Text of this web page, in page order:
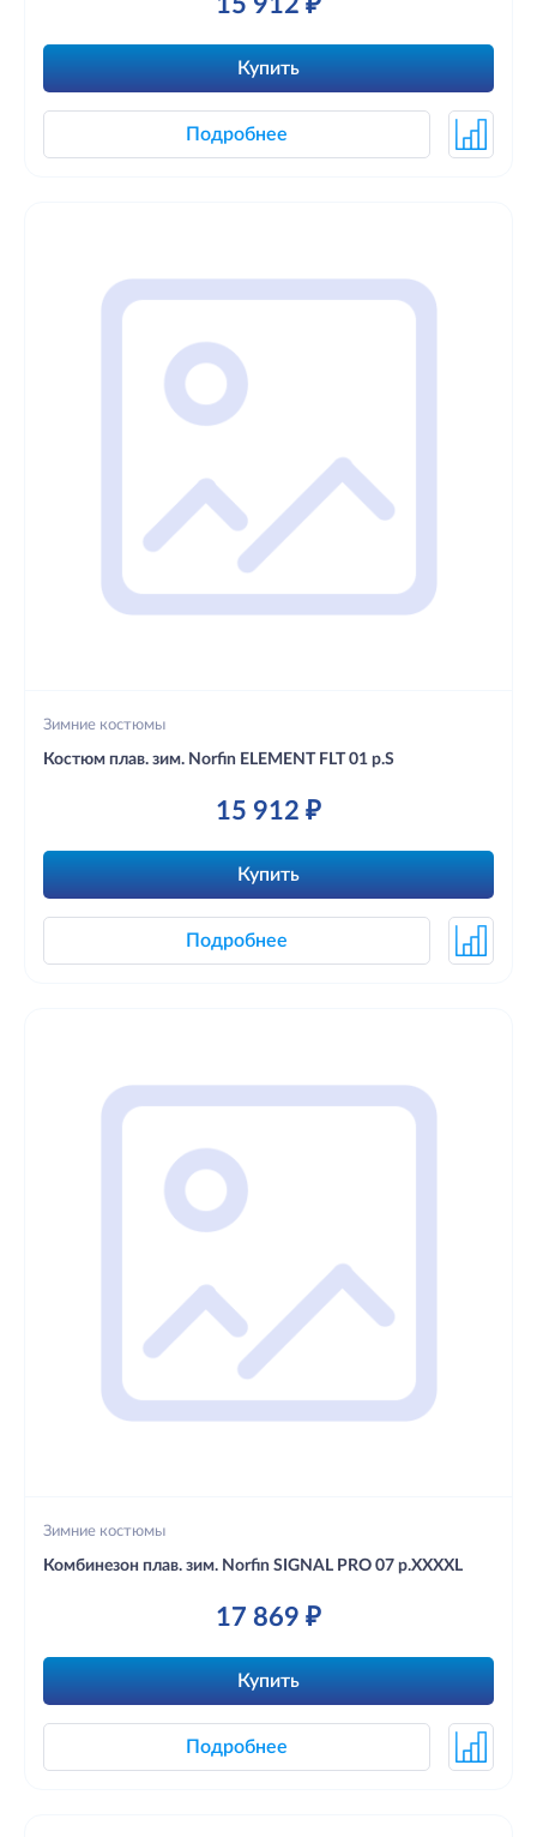
Купить
Подробнее
Зимние костюмы
Костюм плав. зим. Norfin ELEMENT FLT 01 р.S
15 912 ₽
Купить
Подробнее
Зимние костюмы
Комбинезон плав. зим. Norfin SIGNAL PRO 07 р.XXXXL
17 869 ₽
Купить
Подробнее